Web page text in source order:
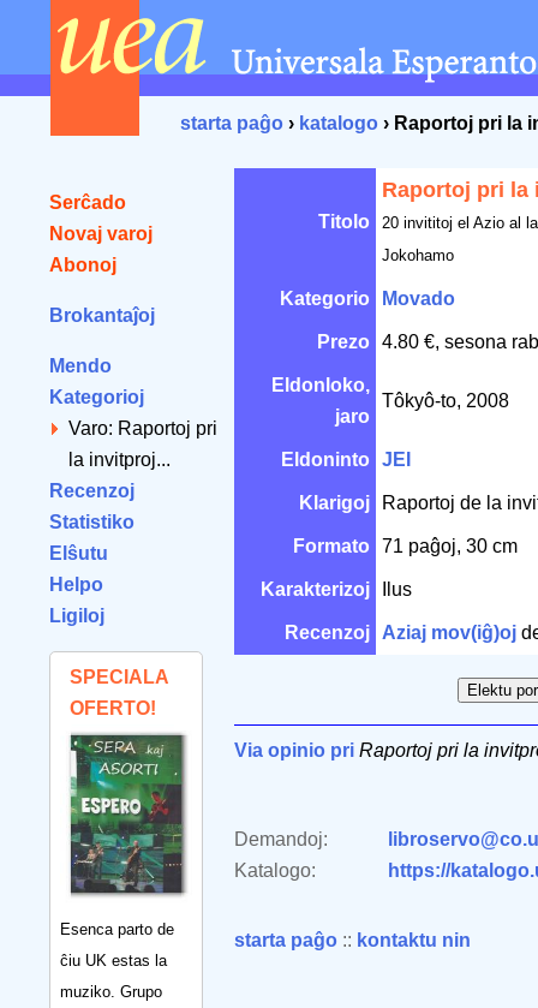
starta paĝo › katalogo › Raportoj pri la
Serĉado
Novaj varoj
Abonoj
Brokantaĵoj
Mendo
Kategorioj
Varo: Raportoj pri
la invitproj...
Recenzoj
Statistiko
Elŝutu
Helpo
Ligiloj
SPECIALA
OFERTO!
Esenca parto de
ĉiu UK estas la
muziko. Grupo
Titolo
Raportoj pri la
20 invititoj el Azio al
Jokohamo
Kategorio Movado
Prezo 4.80 €, sesona
Eldonloko,
jaro
Tôkyô-to, 2008
Eldoninto JEI
Klarigoj Raportoj de la
Formato 71 paĝoj, 30 cm
Karakterizoj Ilus
Recenzoj Aziaj mov(iĝ)oj
Via opinio pri Raportoj pri la
Demandoj:
Katalogo:
https://
starta paĝo :: kontaktu nin